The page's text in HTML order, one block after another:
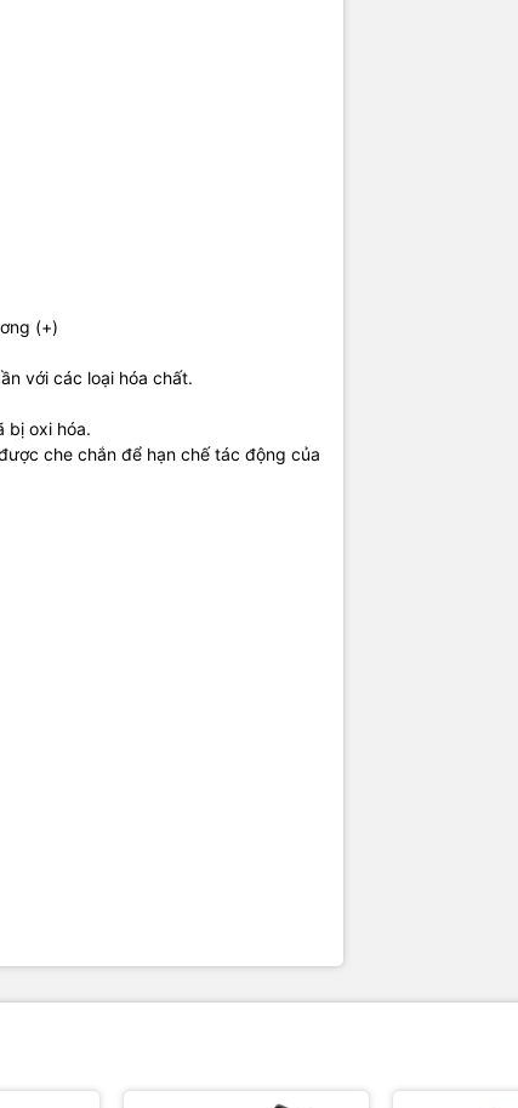
(+)
với các loại hóa chất.
bị oxi hóa.
che chắn để hạn chế tác động của